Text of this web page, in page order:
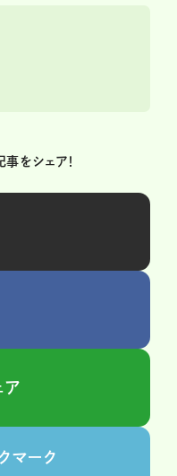
をシェア！
ア
マーク